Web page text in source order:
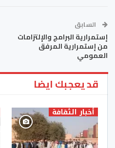
السابق
إستمرارية البرامج والإلتزامات
من إستمرارية المرفق
العمومي
قد يعجبك ايضا
أخبار الثقافة